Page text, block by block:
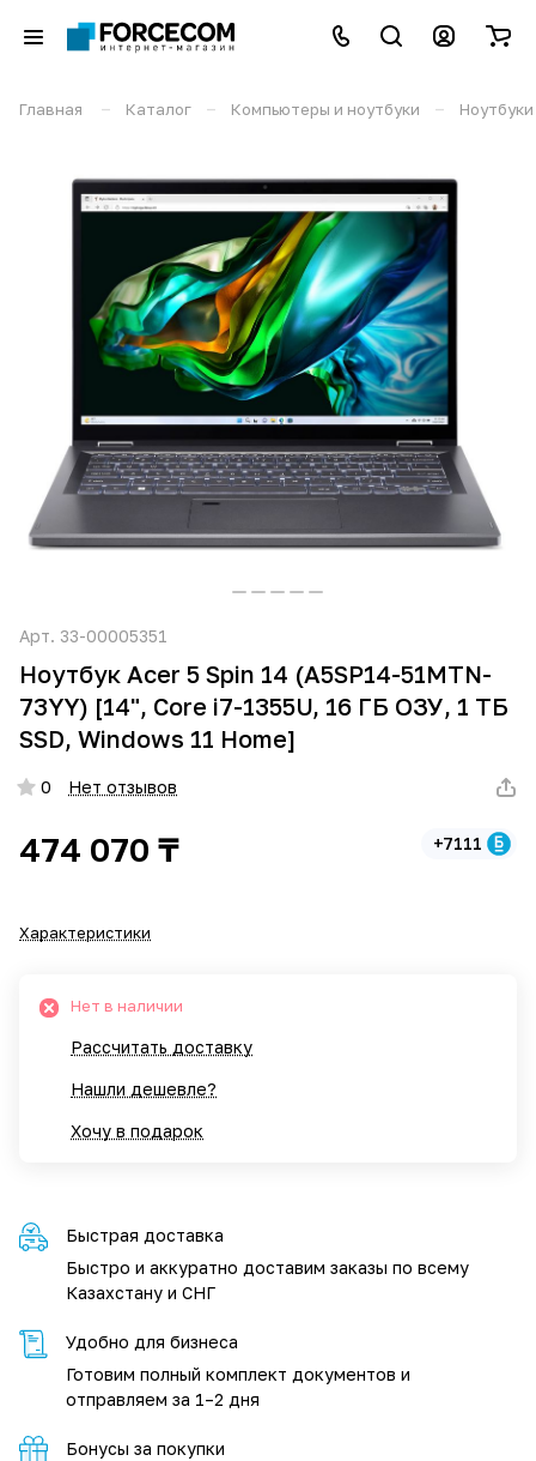
Главная – Каталог – Компьютеры и ноутбуки – Ноутбуки
Арт. 33-00005351
Ноутбук Acer 5 Spin 14 (A5SP14-51MTN-
73YY) [14", Core i7-1355U, 16 ГБ ОЗУ, 1 ТБ
SSD, Windows 11 Home]
0 Нет отзывов
474 070 ₸ +7111
Характеристики
Нет в наличии
Рассчитать доставку
Нашли дешевле?
Хочу в подарок
Быстрая доставка
Быстро и аккуратно доставим заказы по всему
Казахстану и СНГ
Удобно для бизнеса
Готовим полный комплект документов и
отправляем за 1–2 дня
Бонусы за покупки